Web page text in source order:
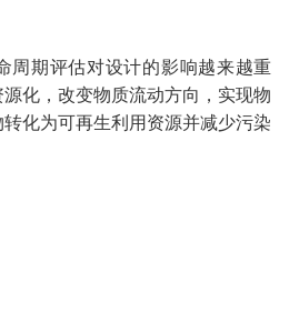
周期评估对设计的影响越来越重
化，改变物质流动方向，实现物
化为可再生利用资源并减少污染